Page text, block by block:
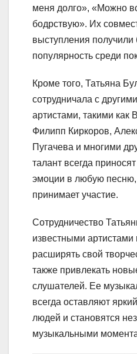
меня долго», «Можно
бодрствую». Их
выступления
популярность среди
Кроме того, Татьяна
сотрудничала с
артистами, такими как
Филипп Киркоров,
Пугачева и многими
талант всегда
эмоции в любую песню,
принимает участие.
Сотрудничество
известными артистами
расширять свой
также привлекать
слушателей. Ее
всегда оставляют
людей и становятся
музыкальными